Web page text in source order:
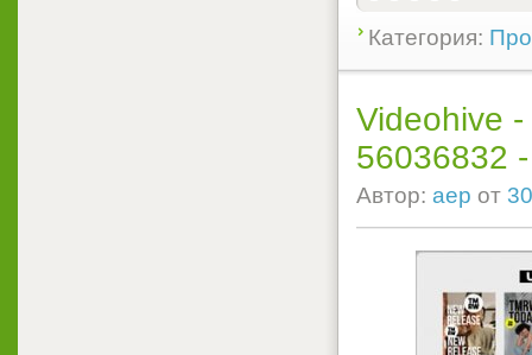
Категория:
Videohive
56036832
Автор: aep от